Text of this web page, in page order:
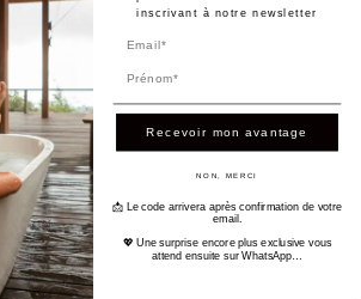
inscrivant à notre newsletter
Recevoir mon avantage
NON, MERCI
📩 Le code arrivera après confirmation de votre
email.
💖 Une surprise encore plus exclusive vous
attend ensuite sur WhatsApp…